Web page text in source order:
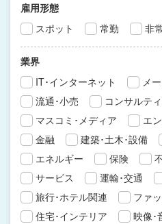
雇用形態
スポット
常勤 非
業界
IT･インターネット
メ
流通･小売
コンサルテ
マスコミ･メディア
エ
金融
建築･土木･設備
エネルギー
保険
サービス
運輸･交通
旅行･ホテル関連
ファ
住宅･インテリア
映像･